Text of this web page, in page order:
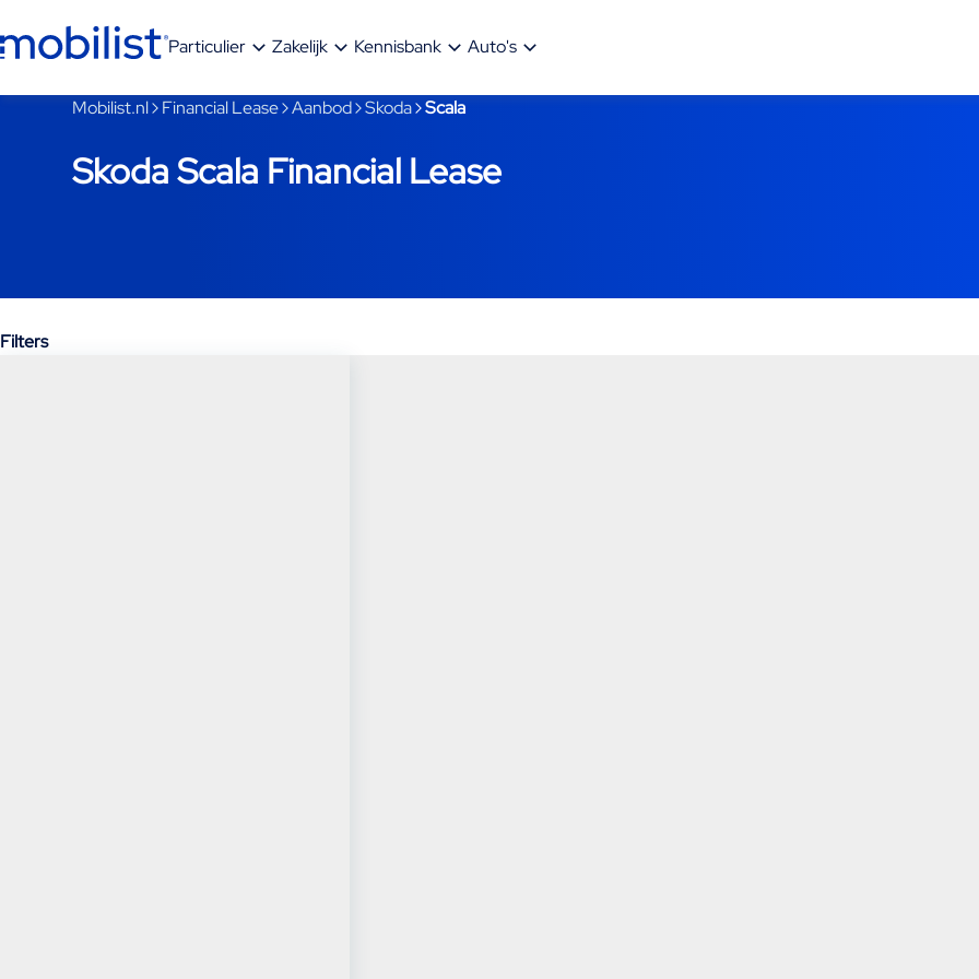
Particulier
Zakelijk Kennisbank Auto's
Je bent nu voorbij het hoofdmenu
Mobilist.nl Financial Lease Aanbod Skoda Scala
Skoda Scala Financial Lease
Filters